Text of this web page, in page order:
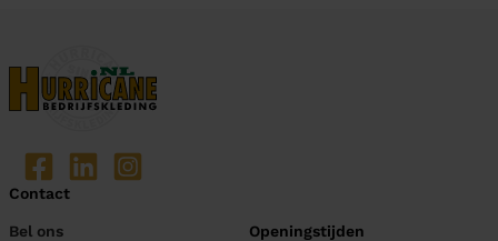
Contact
Bel ons
Openingstijden